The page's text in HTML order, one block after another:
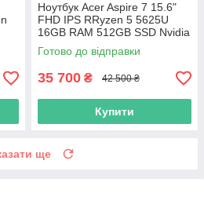
Ноутбук Acer Aspire 7 15.6"
FHD IPS RRyzen 5 5625U
16GB RAM 512GB SSD Nvidia
RTX 3050
Готово до відправки
35 700 ₴ 42 500 ₴
Купити
ще